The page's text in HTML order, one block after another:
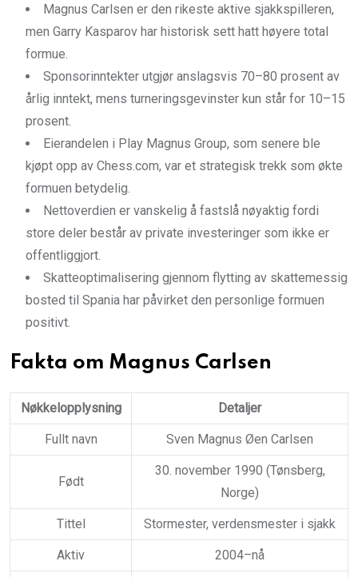
Magnus Carlsen er den rikeste aktive sjakkspilleren,
men Garry Kasparov har historisk sett hatt høyere total
formue.
Sponsorinntekter utgjør anslagsvis 70–80 prosent av
årlig inntekt, mens turneringsgevinster kun står for 10–15
prosent.
Eierandelen i Play Magnus Group, som senere ble
kjøpt opp av Chess.com, var et strategisk trekk som økte
formuen betydelig.
Nettoverdien er vanskelig å fastslå nøyaktig fordi
store deler består av private investeringer som ikke er
offentliggjort.
Skatteoptimalisering gjennom flytting av skattemessig
bosted til Spania har påvirket den personlige formuen
positivt.
Fakta om Magnus Carlsen
Nøkkelopplysning Detaljer
Fullt navn Sven Magnus Øen Carlsen
Født
30. november 1990 (Tønsberg,
Norge)
Tittel Stormester, verdensmester i sjakk
Aktiv 2004–nå